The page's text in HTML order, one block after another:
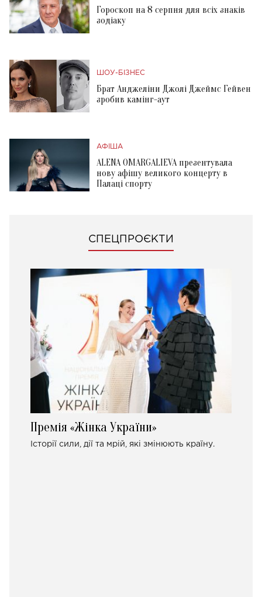
Гороскоп на 8 серпня для всіх знаків
зодіаку
ШОУ-БІЗНЕС
Брат Анджеліни Джолі Джеймс Гейвен
зробив камінг-аут
АФІША
ALENA OMARGALIEVA презентувала
нову афішу великого концерту в
Палаці спорту
СПЕЦПРОЄКТИ
Премія «Жінка України»
Історії сили, дії та мрій, які змінюють країну.